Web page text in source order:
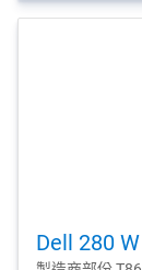
Dell 280